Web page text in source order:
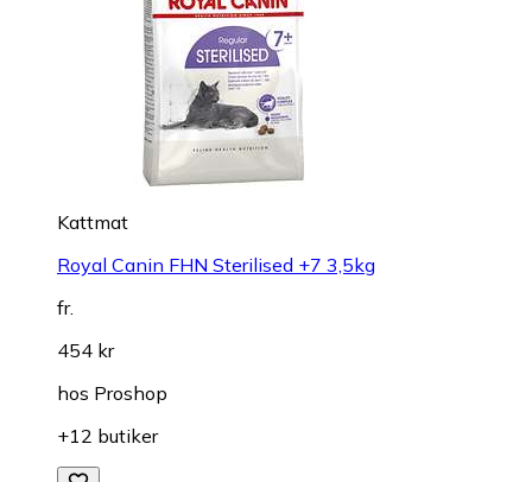
Kattmat
Royal Canin FHN Sterilised +7 3,5kg
fr.
454 kr
hos Proshop
+12 butiker